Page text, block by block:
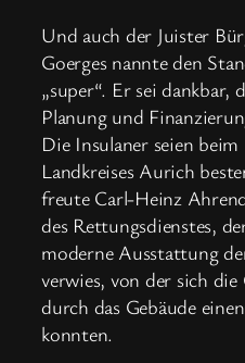
Und auch der Juister
Goerges nannte den
„super“. Er sei dankbar,
Planung und
Die Insulaner seien
Landkreises Aurich
freute Carl-Heinz
des Rettungsdienstes,
moderne Ausstattung
verwies, von der sich
durch das Gebäude
konnten.